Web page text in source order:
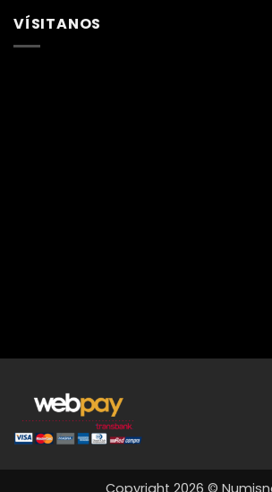
VÍSITANOS